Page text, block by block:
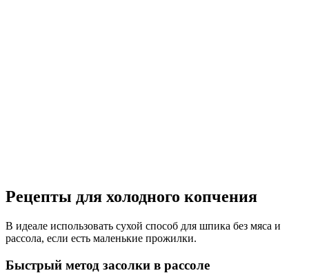
Рецепты для холодного копчения
В идеале использовать сухой способ для шпика без мяса и
рассола, если есть маленькие прожилки.
Быстрый метод засолки в рассоле